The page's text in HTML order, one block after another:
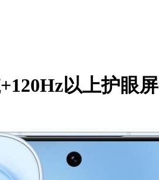
以上护眼屏